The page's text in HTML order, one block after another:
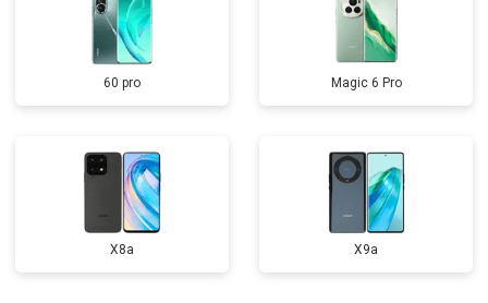
60 pro Magic 6 Pro
X8a X9a